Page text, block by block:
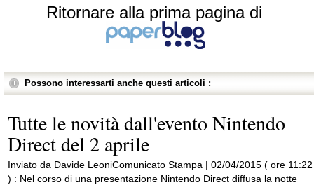
Ritornare alla prima pagina di
Possono interessarti anche questi articoli :
Tutte le novità dall'evento Nintendo
Direct del 2 aprile
Inviato da Davide LeoniComunicato Stampa | 02/04/2015 ( ore 11:22
) : Nel corso di una presentazione Nintendo Direct diffusa la notte